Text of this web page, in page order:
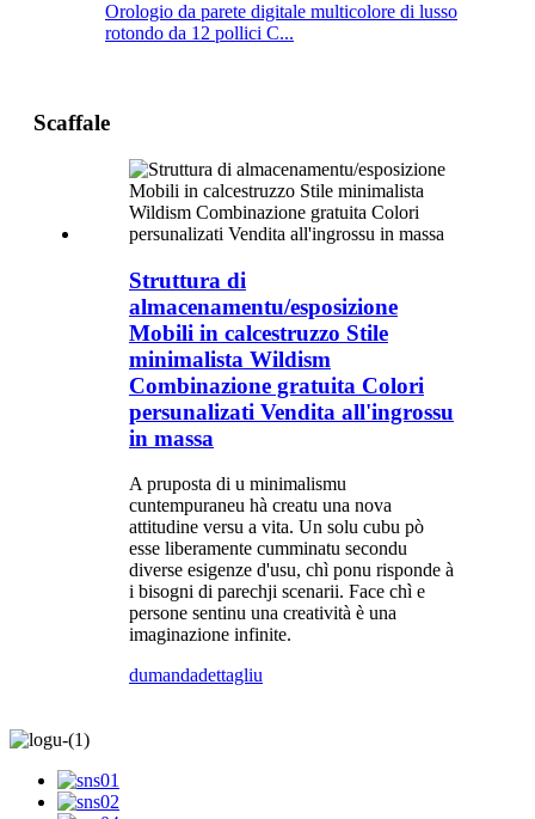
Orologio da parete digitale multicolore di lusso
rotondo da 12 pollici C...
Scaffale
Struttura di
almacenamentu/esposizione
Mobili in calcestruzzo Stile
minimalista Wildism
Combinazione gratuita Colori
persunalizati Vendita all'ingrossu
in massa
A pruposta di u minimalismu
cuntempuraneu hà creatu una nova
attitudine versu a vita. Un solu cubu pò
esse liberamente cumminatu secondu
diverse esigenze d'usu, chì ponu risponde à
i bisogni di parechji scenarii. Face chì e
persone sentinu una creatività è una
imaginazione infinite.
dumandadettagliu